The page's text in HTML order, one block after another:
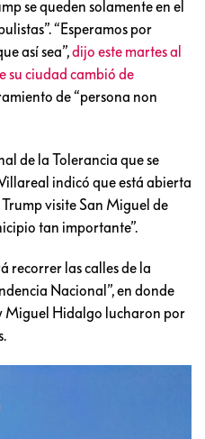
se queden solamente en el
“Esperamos por
así sea”,dijo este martes al
su ciudad cambió de
de “persona non
de la Tolerancia que se
indicó que está abierta
visite San Miguel de
tan importante”.
recorrer las calles de la
Nacional”, en donde
Miguel Hidalgo lucharon por